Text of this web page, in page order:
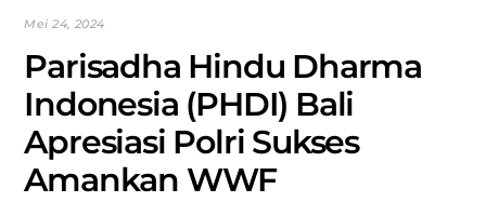
Mei 24, 2024
Parisadha Hindu Dharma
Indonesia (PHDI) Bali
Apresiasi Polri Sukses
Amankan WWF